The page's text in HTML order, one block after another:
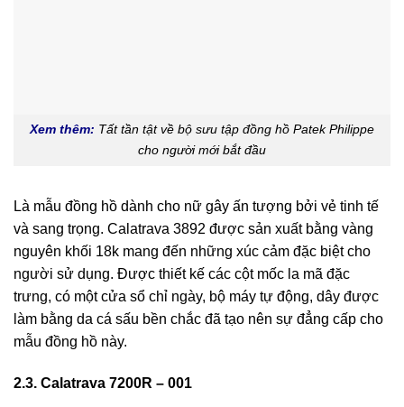
Xem thêm: Tất tần tật về bộ sưu tập đồng hồ Patek Philippe
cho người mới bắt đầu
Là mẫu đồng hồ dành cho nữ gây ấn tượng bởi vẻ tinh tế
và sang trọng. Calatrava 3892 được sản xuất bằng vàng
nguyên khối 18k mang đến những xúc cảm đặc biệt cho
người sử dụng. Được thiết kế các cột mốc la mã đặc
trưng, có một cửa sổ chỉ ngày, bộ máy tự động, dây được
làm bằng da cá sấu bền chắc đã tạo nên sự đẳng cấp cho
mẫu đồng hồ này.
2.3. Calatrava 7200R – 001